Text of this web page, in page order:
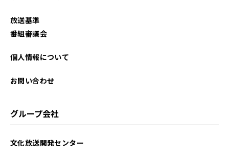
放送基準
番組審議会
個人情報について
お問い合わせ
グループ会社
文化放送開発センター